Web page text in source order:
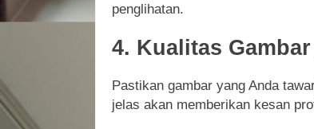
penglihatan.
4. Kualitas
Pastikan gambar yang Anda
jelas akan memberikan kesan